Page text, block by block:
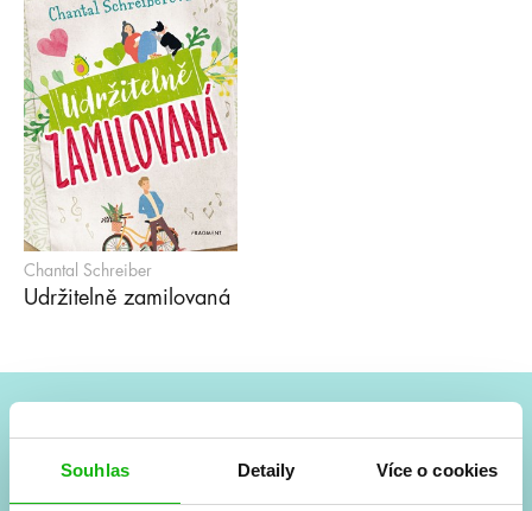
Souhlas Detaily Více o cookies
Chantal Schreiber
Udržitelně zamilovaná
#HumbookNews
Vše kolem #youngadult každý měsíc rovnou do mailu!